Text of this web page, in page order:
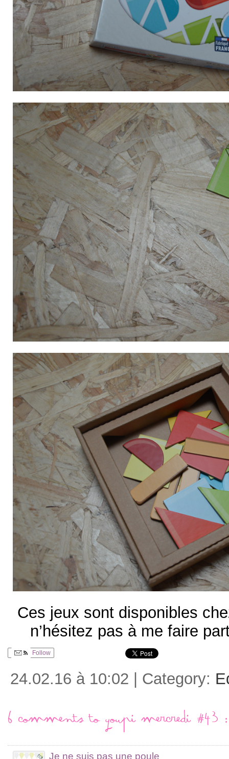
Ces jeux sont disponibles
n’hésitez pas à me faire
Follow
24.02.16 à 10:02 | Category:
6 comments to Youpi mercredi #43
Je ne suis pas une poule